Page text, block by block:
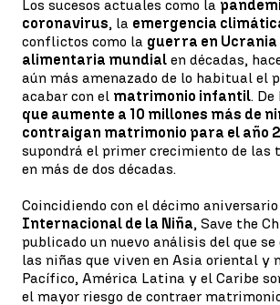
Los sucesos actuales como la
coronavirus, la emergencia
conflictos como la guerra en Ucrania
alimentaria mundial en décadas,
aún más amenazado de lo habitual el
acabar con el matrimonio infantil. De
que aumente a 10 millones más de
contraigan matrimonio para el año
supondrá el primer crecimiento de las
en más de dos décadas.
Coincidiendo con el décimo
Internacional de la Niña, Save the
publicado un nuevo análisis del que se
las niñas que viven en Asia oriental y
Pacífico, América Latina y el Caribe
el mayor riesgo de contraer